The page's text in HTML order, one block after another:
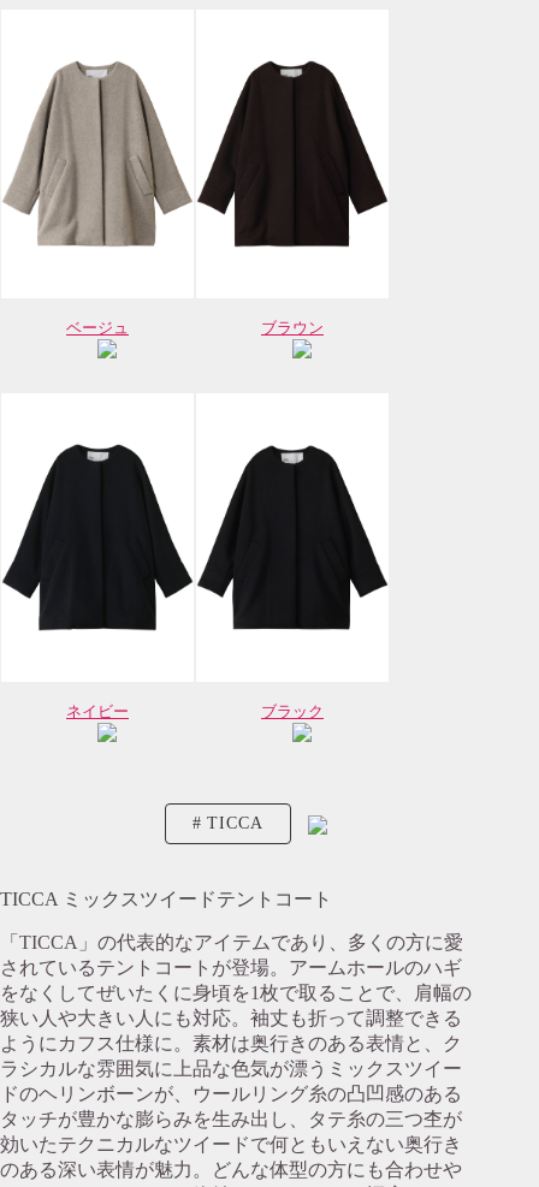
ベージュ ブラウン
ネイビー ブラック
TICCA
TICCA ミックスツイードテントコート
「TICCA」の代表的なアイテムであり、多くの方に愛
されているテントコートが登場。アームホールのハギ
をなくしてぜいたくに身頃を1枚で取ることで、肩幅の
狭い人や大きい人にも対応。袖丈も折って調整できる
ようにカフス仕様に。素材は奥行きのある表情と、ク
ラシカルな雰囲気に上品な色気が漂うミックスツイー
ドのヘリンボーンが、ウールリング糸の凸凹感のある
タッチが豊かな膨らみを生み出し、タテ糸の三つ杢が
効いたテクニカルなツイードで何ともいえない奥行き
のある深い表情が魅力。どんな体型の方にも合わせや